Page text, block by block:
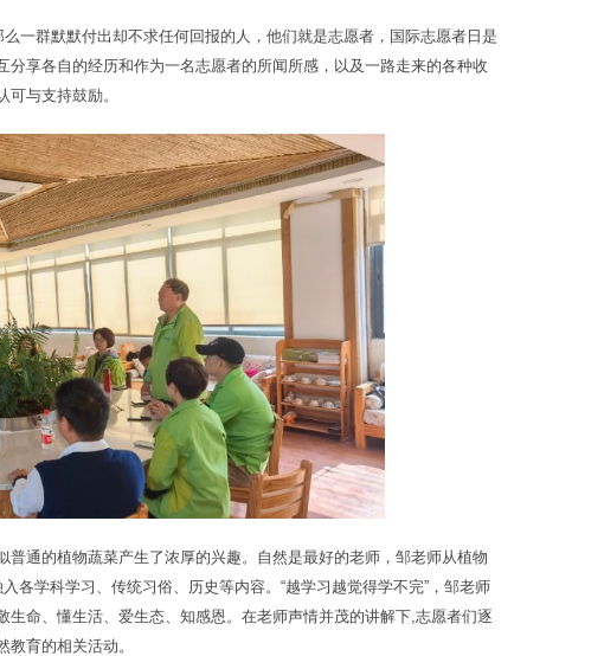
一群默默付出却不求任何回报的人，他们就是志愿者，国际志愿者日是
享各自的经历和作为一名志愿者的所闻所感，以及一路走来的各种收
与支持鼓励。
通的植物蔬菜产生了浓厚的兴趣。自然是最好的老师，邹老师从植物
学科学习、传统习俗、历史等内容。“越学习越觉得学不完”，邹老师
命、懂生活、爱生态、知感恩。在老师声情并茂的讲解下,志愿者们逐
育的相关活动。